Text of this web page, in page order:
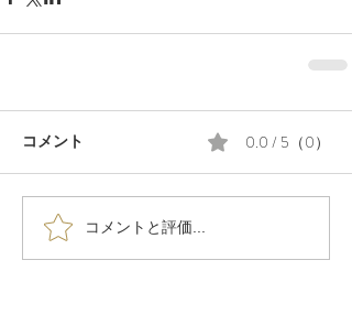
コメント 0.0 / 5（0）
コメントと評価...